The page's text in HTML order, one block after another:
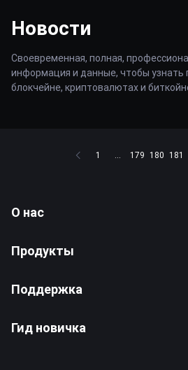
Новости
Своевременная, полная,
информация и данные, чтобы узнать
блокчейне, криптовалютах и
1 ... 179 180 181
О нас
Продукты
Поддержка
Гид новичка